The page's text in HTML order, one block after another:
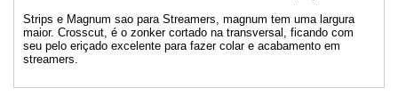
Strips e Magnum sao para Streamers, magnum tem uma largura
maior. Crosscut, é o zonker cortado na transversal, ficando com
seu pelo eriçado excelente para fazer colar e acabamento em
streamers.